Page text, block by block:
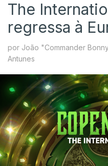
The
regressa à
por João "Commander
Antunes